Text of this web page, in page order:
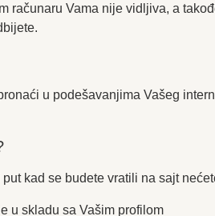
računaru Vama nije vidljiva, a
u podešavanjima Vašeg
kad se budete vratili na sajt
u skladu sa Vašim profilom